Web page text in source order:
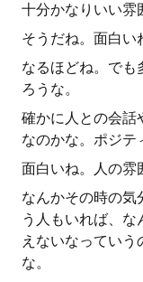
十分かなりいい雰
そうだね。面白い
なるほどね。でも
ろうな。
確かに人との会話
なのかな。ポジテ
面白いね。人の雰
なんかその時の気
う人もいれば、
えないなっていう
な。